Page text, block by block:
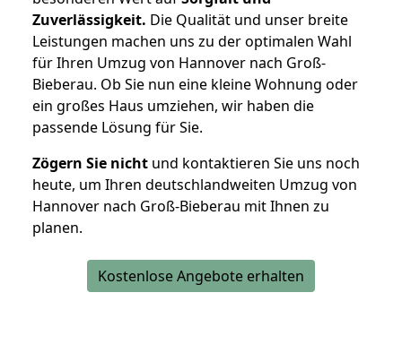
Zuverlässigkeit. Die Qualität und unser breite
Leistungen machen uns zu der optimalen Wahl
für Ihren Umzug von Hannover nach Groß-
Bieberau. Ob Sie nun eine kleine Wohnung oder
ein großes Haus umziehen, wir haben die
passende Lösung für Sie.
Zögern Sie nicht und kontaktieren Sie uns noch
heute, um Ihren deutschlandweiten Umzug von
Hannover nach Groß-Bieberau mit Ihnen zu
planen.
Kostenlose Angebote erhalten